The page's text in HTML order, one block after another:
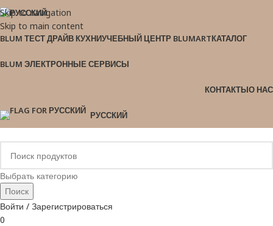
Skip to navigation
Skip to main content
BLUM ТЕСТ ДРАЙВ КУХНИУЧЕБНЫЙ ЦЕНТР BLUMARTКАТАЛОГ
BLUM ЭЛЕКТРОННЫЕ СЕРВИСЫ
КОНТАКТЫО НАС
РУССКИЙ
Выбрать категорию
Поиск
Войти / Зарегистрироваться
0